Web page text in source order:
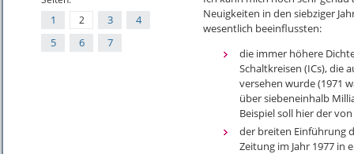
1 2 3
4
5
6 7
Neuigkeiten in den siebziger
wesentlich beeinflussten:
die immer höhere
Schaltkreisen (ICs), die
versehen wurde (1971
über siebeneinhalb
Beispiel soll hier der
der breiten Einführung
Zeitung im Jahr 1977 in